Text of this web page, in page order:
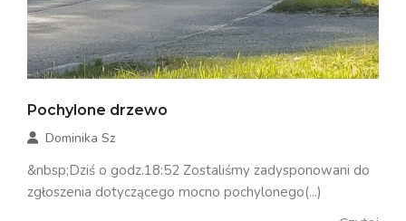
Pochylone drzewo
Dominika Sz
&nbsp;Dziś o godz.18:52 Zostaliśmy zadysponowani do
zgłoszenia dotyczącego mocno pochylonego(...)